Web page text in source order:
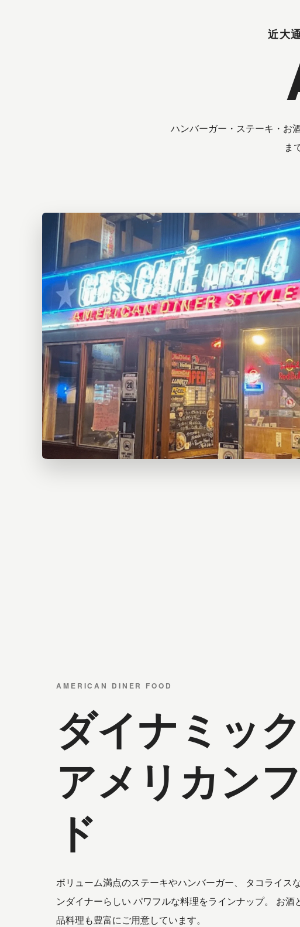
近大
ハンバーガー・ステーキ・お
ま
AMERICAN DINER FOOD
ダイナミッ
アメリカン
ド
ボリューム満点のステーキやハンバーガー、 タコライス
ンダイナーらしい パワフルな料理をラインナップ。 お酒
品料理も豊富にご用意しています。